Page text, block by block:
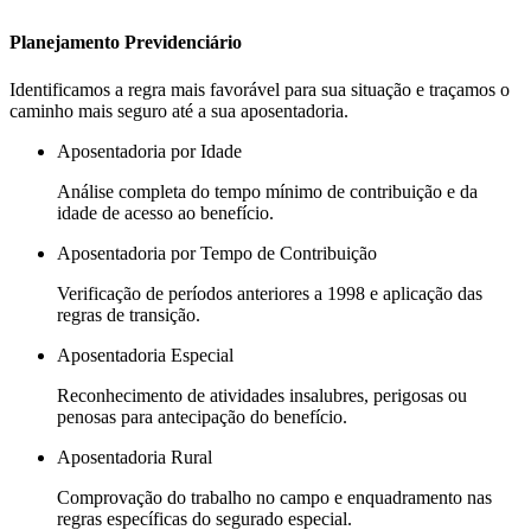
Planejamento Previdenciário
Identificamos a regra mais favorável para sua situação e traçamos o
caminho mais seguro até a sua aposentadoria.
Aposentadoria por Idade
Análise completa do tempo mínimo de contribuição e da
idade de acesso ao benefício.
Aposentadoria por Tempo de Contribuição
Verificação de períodos anteriores a 1998 e aplicação das
regras de transição.
Aposentadoria Especial
Reconhecimento de atividades insalubres, perigosas ou
penosas para antecipação do benefício.
Aposentadoria Rural
Comprovação do trabalho no campo e enquadramento nas
regras específicas do segurado especial.